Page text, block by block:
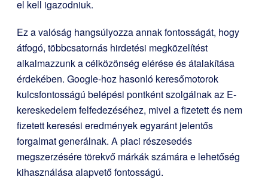
el kell igazodniuk.
Ez a valóság hangsúlyozza annak fontosságát, hogy
átfogó, többcsatornás hirdetési megközelítést
alkalmazzunk a célközönség elérése és átalakítása
érdekében. Google-hoz hasonló keresőmotorok
kulcsfontosságú belépési pontként szolgálnak az E-
kereskedelem felfedezéséhez, mivel a fizetett és nem
fizetett keresési eredmények egyaránt jelentős
forgalmat generálnak. A piaci részesedés
megszerzésére törekvő márkák számára e lehetőség
kihasználása alapvető fontosságú.